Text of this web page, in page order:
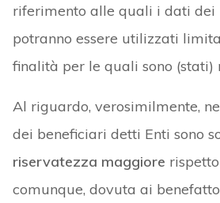
riferimento alle quali i dati dei
potranno essere utilizzati
finalità per le quali sono (stati)
Al riguardo, verosimilmente,
dei beneficiari detti Enti sono
riservatezza maggiore
comunque, dovuta ai